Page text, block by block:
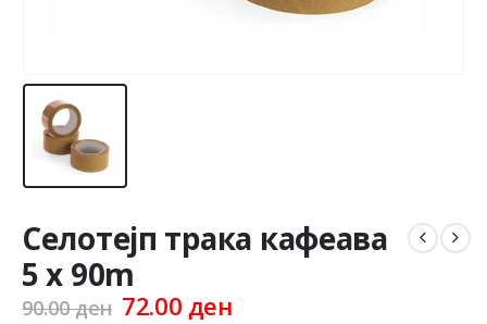
Селотејп трака кафеава
5 x 90m
90.00ден Original
72.00 денCurrent